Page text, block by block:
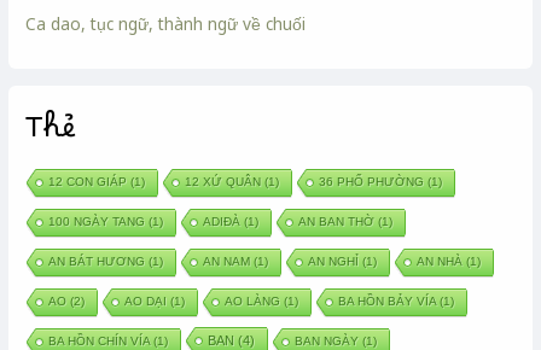
Ca dao, tục ngữ, thành ngữ về chuối
Thẻ
12 CON GIÁP (1) 12 XỨ QUÂN (1) 36 PHỐ PHƯỜNG (1)
100 NGÀY TANG (1) ADIĐÀ (1) AN BAN THỜ(1)
AN BÁT HƯƠNG (1) AN NAM(1) AN NGHỈ (1) AN NHÀ (1)
AO (2) AO DẠI (1) AO LÀNG (1) BA HỒN BẢY VÍA(1)
BA HỒN CHÍN VÍA(1) BAN (4) BAN NGÀY (1)